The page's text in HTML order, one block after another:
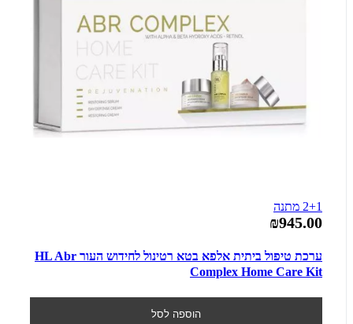
2+1 מתנה
₪945.00
ערכת טיפול ביתית אלפא בטא רטינול לחידוש העור HL Abr
Complex Home Care Kit
הוספה לסל